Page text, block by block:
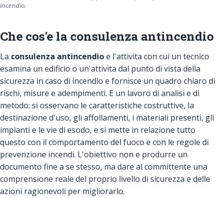
incendio.
Che cos'e la consulenza antincendio
La consulenza antincendioe l'attivita con cui un tecnico
esamina un edificio o un'attivita dal punto di vista della
sicurezza in caso di incendio e fornisce un quadro chiaro di
rischi, misure e adempimenti. E un lavoro di analisi e di
metodo: si osservano le caratteristiche costruttive, la
destinazione d'uso, gli affollamenti, i materiali presenti, gli
impianti e le vie di esodo, e si mette in relazione tutto
questo con il comportamento del fuoco e con le regole di
prevenzione incendi. L'obiettivo non e produrre un
documento fine a se stesso, ma dare al committente una
comprensione reale del proprio livello di sicurezza e delle
azioni ragionevoli per migliorarlo.